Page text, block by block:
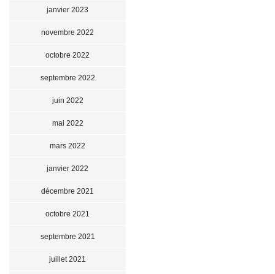
janvier 2023
novembre 2022
octobre 2022
septembre 2022
juin 2022
mai 2022
mars 2022
janvier 2022
décembre 2021
octobre 2021
septembre 2021
juillet 2021